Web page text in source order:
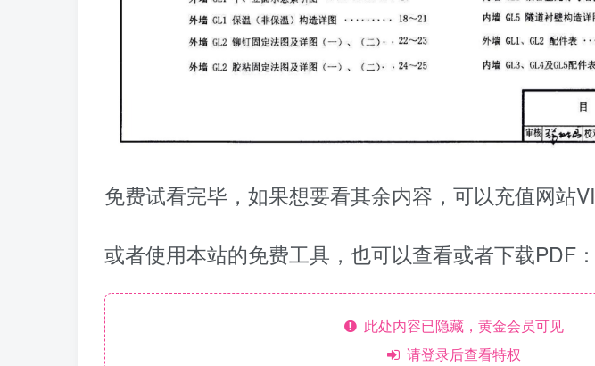
免费试看完毕，如果想要看其余内容，可以充值网站
或者使用本站的免费工具，也可以查看或者下载PDF：
此处内容已隐藏，黄金会员可见
请登录后查看特权